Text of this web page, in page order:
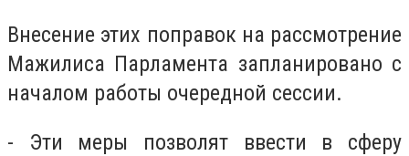
Внесение этих поправок на рассмотрение
Мажилиса Парламента запланировано с
началом работы очередной сессии.
- Эти меры позволят ввести в сферу